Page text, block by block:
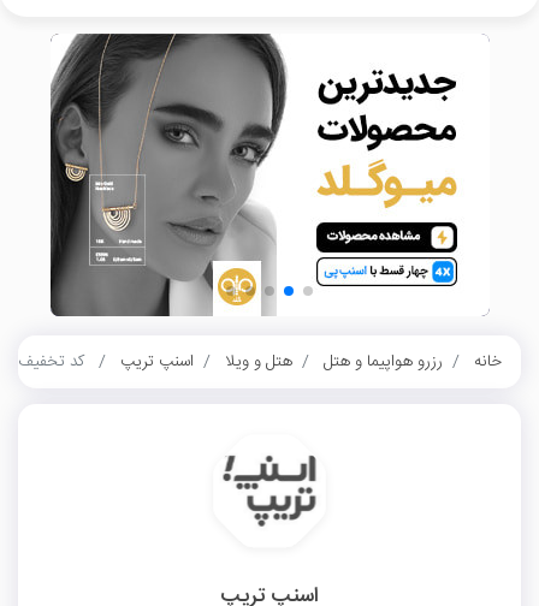
خانه رزرو هواپیما و هتل هتل و ویلا اسنپ تریپ کد تخفیف 60 هزار تومانی رزرو هتل اسنپ تریپ
اسنپ تریپ